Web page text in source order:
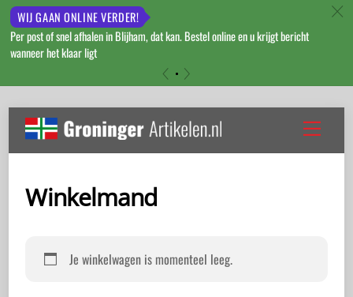
WIJ GAAN ONLINE VERDER!
Per post of snel afhalen in Blijham, dat kan. Bestel online en u krijgt bericht
wanneer het klaar ligt
c
content
Menu
Winkelmand
Je winkelwagen is momenteel leeg.